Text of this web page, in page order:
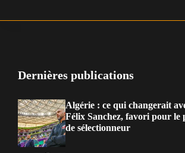
Dernières publications
Algérie : ce qui changerait
Félix Sanchez, favori pour le
de sélectionneur